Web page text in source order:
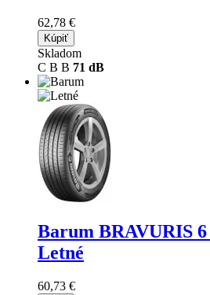
62,78 €
Kúpiť
Skladom
C B B 71 dB
Barum BRAVURIS 6
Letné
60,73 €